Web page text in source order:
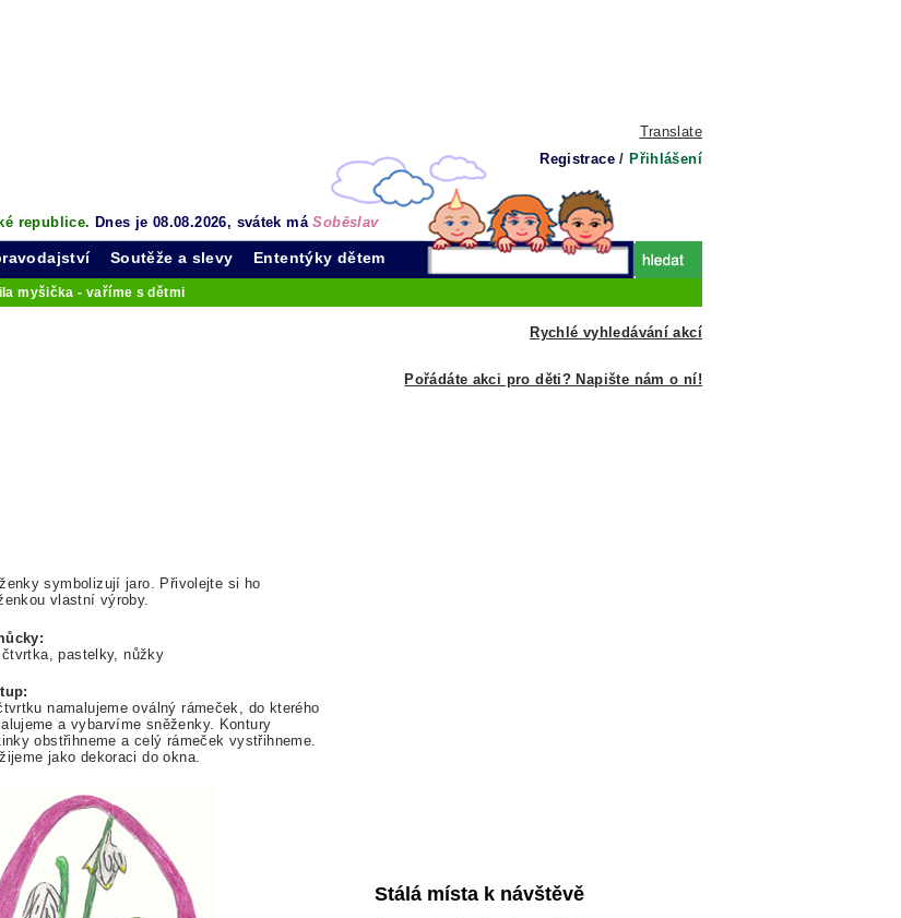
Translate
Registrace / Přihlášení
republice. Dnes je 08.08.2026, svátek máSoběslav
Soutěže a slevy Ententýky dětem
myšička - vaříme s dětmi
Rychlé vyhledávání akcí
Pořádáte akci pro děti? Napište nám o ní!
symbolizují jaro. Přivolejte si ho
vlastní výroby.
pastelky, nůžky
namalujeme oválný rámeček, do kterého
a vybarvíme sněženky. Kontury
obstřihneme a celý rámeček vystřihneme.
jako dekoraci do okna.
Stálá místa k návštěvě